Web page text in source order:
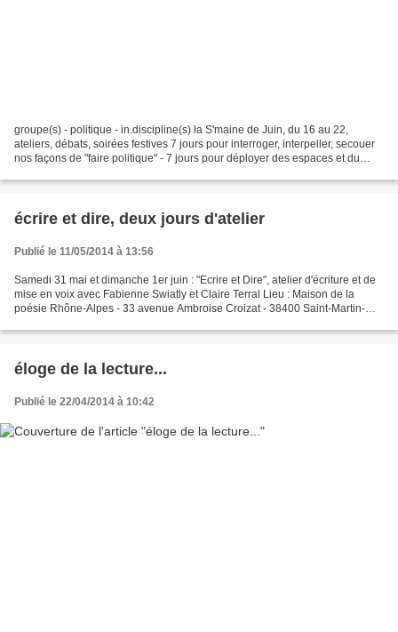
groupe(s) - politique - in.discipline(s) la S'maine de Juin, du 16 au 22,
ateliers, débats, soirées festives 7 jours pour interroger, interpeller, secouer
nos façons de "faire politique" - 7 jours pour déployer des espaces et du
écrire et dire, deux jours d'atelier
Publié le 11/05/2014 à 13:56
Samedi 31 mai et dimanche 1er juin : "Ecrire et Dire", atelier d'écriture et de
mise en voix avec Fabienne Swiatly et Claire Terral Lieu : Maison de la
poésie Rhône-Alpes - 33 avenue Ambroise Croizat - 38400 Saint-Martin-
éloge de la lecture...
Publié le 22/04/2014 à 10:42